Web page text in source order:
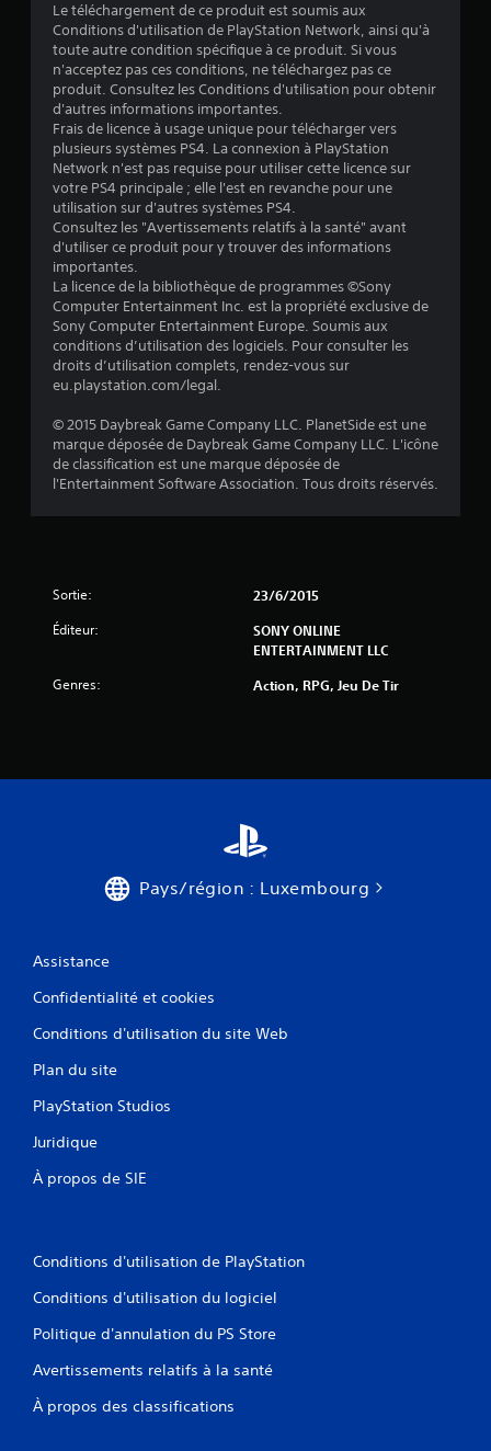
Le téléchargement de ce produit est soumis aux
Conditions d'utilisation de PlayStation Network, ainsi qu'à
toute autre condition spécifique à ce produit. Si vous
n'acceptez pas ces conditions, ne téléchargez pas ce
produit. Consultez les Conditions d'utilisation pour obtenir
d'autres informations importantes.
Frais de licence à usage unique pour télécharger vers
plusieurs systèmes PS4. La connexion à PlayStation
Network n'est pas requise pour utiliser cette licence sur
votre PS4 principale ; elle l'est en revanche pour une
utilisation sur d'autres systèmes PS4.
Consultez les "Avertissements relatifs à la santé" avant
d'utiliser ce produit pour y trouver des informations
importantes.
La licence de la bibliothèque de programmes ©Sony
Computer Entertainment Inc. est la propriété exclusive de
Sony Computer Entertainment Europe. Soumis aux
conditions d’utilisation des logiciels. Pour consulter les
droits d’utilisation complets, rendez-vous sur
eu.playstation.com/legal.
© 2015 Daybreak Game Company LLC. PlanetSide est une
marque déposée de Daybreak Game Company LLC. L'icône
de classification est une marque déposée de
l'Entertainment Software Association. Tous droits réservés.
Sortie: 23/6/2015
Éditeur:
SONY ONLINE
ENTERTAINMENT LLC
Genres: Action, RPG, Jeu De Tir
Pays/région : Luxembourg
Assistance
Confidentialité et cookies
Conditions d'utilisation du site Web
Plan du site
PlayStation Studios
Juridique
À propos de SIE
Conditions d'utilisation de PlayStation
Conditions d'utilisation du logiciel
Politique d'annulation du PS Store
Avertissements relatifs à la santé
À propos des classifications